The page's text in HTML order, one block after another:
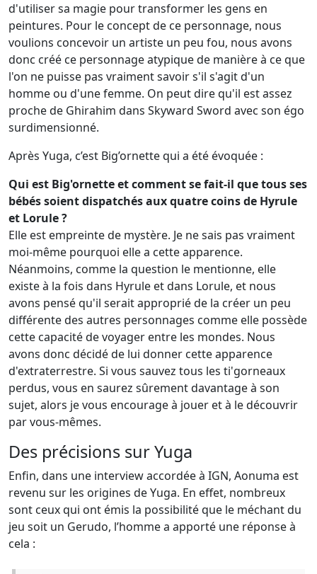
d'utiliser sa magie pour transformer les gens en
peintures. Pour le concept de ce personnage, nous
voulions concevoir un artiste un peu fou, nous avons
donc créé ce personnage atypique de manière à ce que
l'on ne puisse pas vraiment savoir s'il s'agit d'un
homme ou d'une femme. On peut dire qu'il est assez
proche de Ghirahim dans Skyward Sword avec son égo
surdimensionné.
Après Yuga, c’est Big’ornette qui a été évoquée :
Qui est Big'ornette et comment se fait-il que tous ses
bébés soient dispatchés aux quatre coins de Hyrule
et Lorule ?
Elle est empreinte de mystère. Je ne sais pas vraiment
moi-même pourquoi elle a cette apparence.
Néanmoins, comme la question le mentionne, elle
existe à la fois dans Hyrule et dans Lorule, et nous
avons pensé qu'il serait approprié de la créer un peu
différente des autres personnages comme elle possède
cette capacité de voyager entre les mondes. Nous
avons donc décidé de lui donner cette apparence
d'extraterrestre. Si vous sauvez tous les ti'gorneaux
perdus, vous en saurez sûrement davantage à son
sujet, alors je vous encourage à jouer et à le découvrir
par vous-mêmes.
Des précisions sur Yuga
Enfin, dans une interview accordée à IGN, Aonuma est
revenu sur les origines de Yuga. En effet, nombreux
sont ceux qui ont émis la possibilité que le méchant du
jeu soit un Gerudo, l’homme a apporté une réponse à
cela :